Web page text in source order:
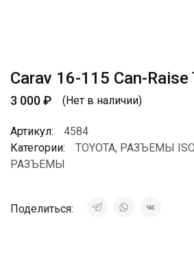
Carav 16-115 Can-
3 000₽ (Нет в наличии)
Артикул:
4584
Категории:
TOYOTA, РАЗЪЕМЫ ISO
РАЗЪЕМЫ
Поделиться: